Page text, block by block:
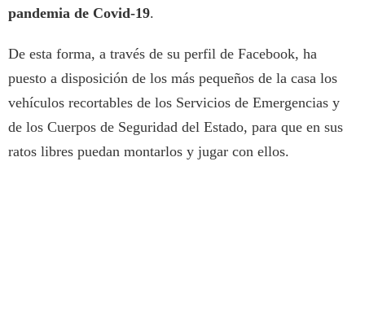
pandemia de Covid-19.
De esta forma, a través de su perfil de Facebook, ha
puesto a disposición de los más pequeños de la casa los
vehículos recortables de los Servicios de Emergencias y
de los Cuerpos de Seguridad del Estado, para que en sus
ratos libres puedan montarlos y jugar con ellos.